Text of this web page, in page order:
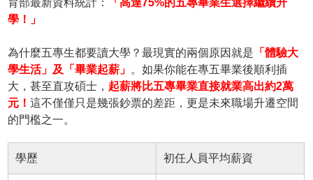
學！」
為什麼五專生都要讀大學？最現實的兩個原因就是 「體驗大
學生活」及「畢業起薪」 。如果你能在專五畢業後順利插
大，甚至直攻碩士， 起薪將比五專畢業直接就業高出約2萬
元！這不僅僅只是幾張鈔票的差距，更是未來職場升遷空間
的門檻之一。
學歷 初任人員平均薪資